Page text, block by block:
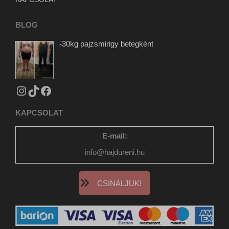
BLOG
-30kg pajzsmirigy betegként
KAPCSOLAT
E-mail:
info@hajdureni.hu
CSINÁLJUK!
www.tiktok.com
www.gstatic.com